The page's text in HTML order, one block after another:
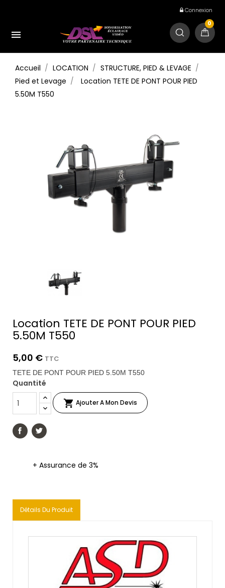
Connexion

0
Accueil LOCATION
STRUCTURE, PIED & LEVAGE
Pied et Levage
Location TETE DE PONT POUR PIED
5.50M T550
Location TETE DE PONT POUR PIED
5.50M T550
5,00 € TTC
TETE DE PONT POUR PIED 5.50M T550
Quantité
 Ajouter A Mon Devis
+ Assurance de 3%
Détails Du Produit